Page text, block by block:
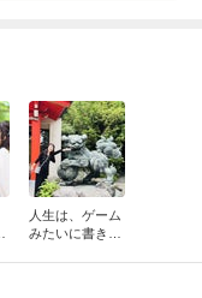
人生は、ゲーム
みたいに書き変